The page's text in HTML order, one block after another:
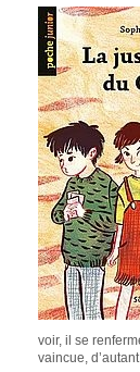
voir, il se
vaincue,